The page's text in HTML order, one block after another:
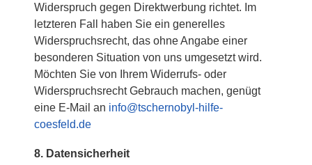
Widerspruch gegen Direktwerbung richtet. Im
letzteren Fall haben Sie ein generelles
Widerspruchsrecht, das ohne Angabe einer
besonderen Situation von uns umgesetzt wird.
Möchten Sie von Ihrem Widerrufs- oder
Widerspruchsrecht Gebrauch machen, genügt
eine E-Mail an info@tschernobyl-hilfe-
coesfeld.de
8. Datensicherheit